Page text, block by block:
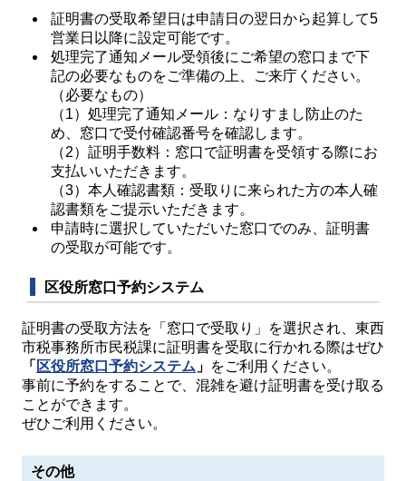
証明書の受取希望日は申請日の翌日から起算して5
営業日以降に設定可能です。
処理完了通知メール受領後にご希望の窓口まで下
記の必要なものをご準備の上、ご来庁ください。
（必要なもの）
（1）処理完了通知メール：なりすまし防止のた
め、窓口で受付確認番号を確認します。
（2）証明手数料：窓口で証明書を受領する際にお
支払いいただきます。
（3）本人確認書類：受取りに来られた方の本人確
認書類をご提示いただきます。
申請時に選択していただいた窓口でのみ、証明書
の受取が可能です。
区役所窓口予約システム
証明書の受取方法を「窓口で受取り」を選択され、東西
市税事務所市民税課に証明書を受取に行かれる際はぜひ
「 区役所窓口予約システム 」 をご利用ください。
事前に予約をすることで、混雑を避け証明書を受け取る
ことができます。
ぜひご利用ください。
その他